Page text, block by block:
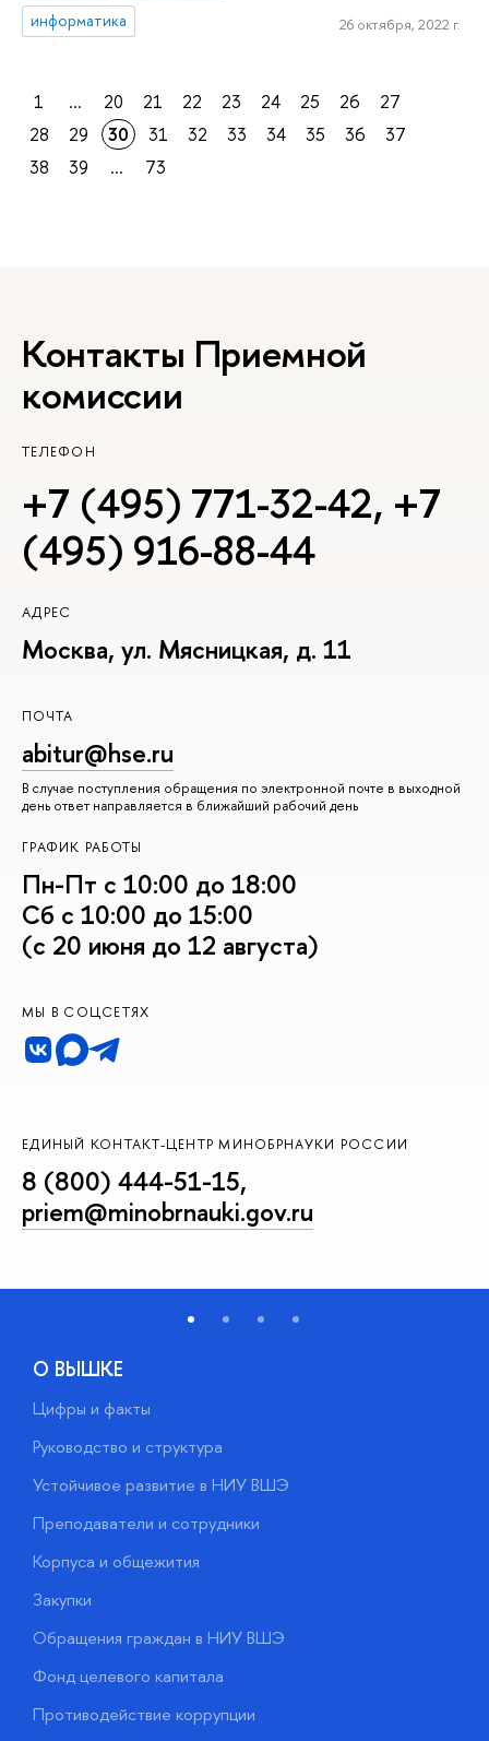
информатика
26 октября, 2022 г.
1 ... 20 21 22 23 24 25 26
27
28
29 30 31 32 33 34 35 36
37
38
39 ... 73
Контакты Приемной
комиссии
ТЕЛЕФОН
+7 (495) 771-32-42, +7
(495) 916-88-44
АДРЕС
Москва, ул. Мясницкая, д. 11
ПОЧТА
abitur@hse.ru
В случае поступления обращения по электронной почте в выходной
день ответ направляется в ближайший рабочий день
ГРАФИК РАБОТЫ
Пн-Пт с 10:00 до 18:00
Сб с 10:00 до 15:00
(с 20 июня до 12 августа)
МЫ В СОЦСЕТЯХ
ЕДИНЫЙ КОНТАКТ-ЦЕНТР МИНОБРНАУКИ РОССИИ
8 (800) 444-51-15,
priem@minobrnauki.gov.ru
О ВЫШКЕ
Цифры и факты
Руководство и структура
Устойчивое развитие в НИУ ВШЭ
Преподаватели и сотрудники
Корпуса и общежития
Закупки
Обращения граждан в НИУ ВШЭ
Фонд целевого капитала
Противодействие коррупции